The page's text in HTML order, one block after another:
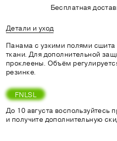
Бесплатная
Детали и уход
Панама с узкими полями
ткани. Для дополнительной
проклеены. Объём
резинке.
FNLSL
До 10 августа воспользуйтесь
и получите дополнительную